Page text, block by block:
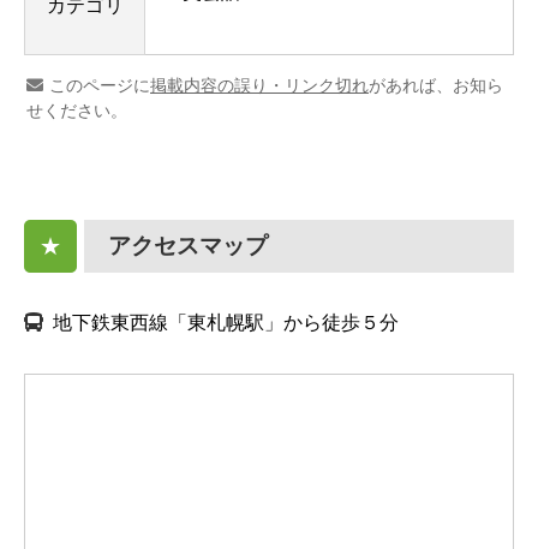
カテゴリ
このページに掲載内容の誤り・リンク切れがあれば、お知ら
せください。
★ アクセスマップ
地下鉄東西線「東札幌駅」から徒歩５分